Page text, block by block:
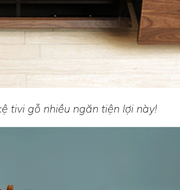
tivi gỗ nhiều ngăn tiện lợi này!